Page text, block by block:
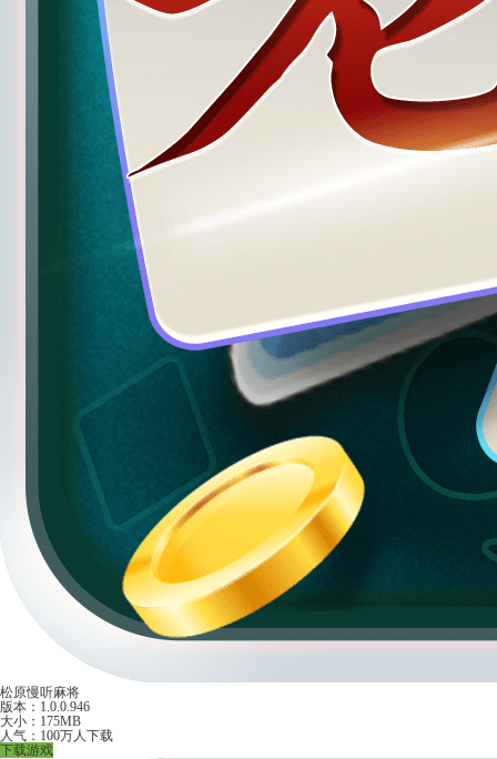
松原慢听麻将
版本：1.0.0.946
大小：175MB
人气：100万人下载
下载游戏